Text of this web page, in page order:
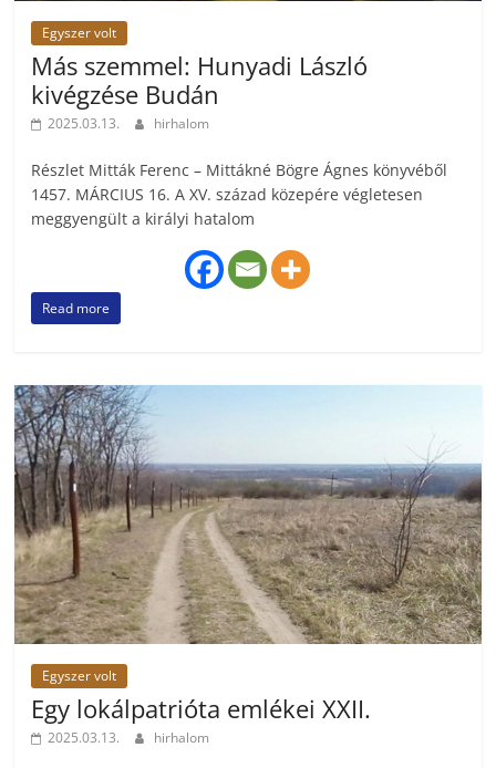
Egyszer volt
Más szemmel: Hunyadi László
kivégzése Budán
2025.03.13. hirhalom
Részlet Mitták Ferenc – Mittákné Bögre Ágnes könyvéből
1457. MÁRCIUS 16. A XV. század közepére végletesen
meggyengült a királyi hatalom
Read more
Egyszer volt
Egy lokálpatrióta emlékei XXII.
2025.03.13. hirhalom